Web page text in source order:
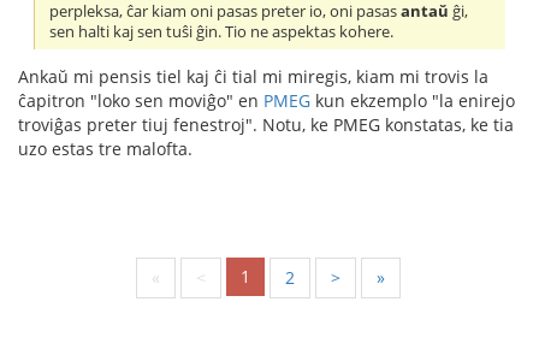
perpleksa, ĉar kiam oni pasas preter io, oni pasasantaŭ ĝi,
sen halti kaj sen tuŝi ĝin. Tio ne aspektas kohere.
Ankaŭ mi pensis tiel kaj ĉi tial mi miregis, kiam mi trovis la
ĉapitron "loko sen moviĝo" en PMEG kun ekzemplo "la enirejo
troviĝas preter tiuj fenestroj". Notu, ke PMEG konstatas, ke tia
uzo estas tre malofta.
« < 1 2 > »